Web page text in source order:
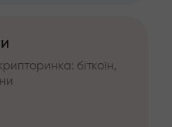
біткоїн,